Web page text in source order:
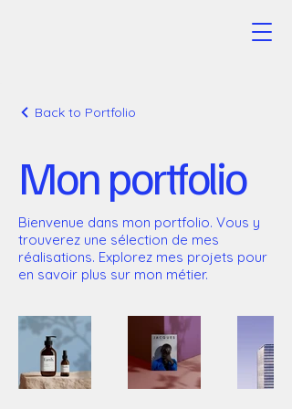
Back to Portfolio
Mon portfolio
Bienvenue dans mon portfolio. Vous y
trouverez une sélection de mes
réalisations. Explorez mes projets pour
en savoir plus sur mon métier.